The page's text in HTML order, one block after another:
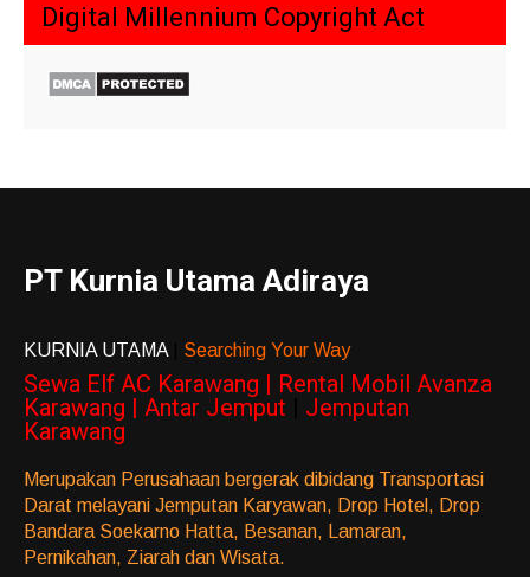
Digital Millennium Copyright Act
PT Kurnia Utama Adiraya
KURNIA UTAMA Searching Your Way
Sewa Elf AC Karawang | Rental Mobil Avanza
Karawang | Antar Jemput
Jemputan
Karawang
Merupakan Perusahaan bergerak dibidang Transportasi
Darat melayani Jemputan Karyawan, Drop Hotel, Drop
Bandara Soekarno Hatta, Besanan, Lamaran,
Pernikahan, Ziarah dan Wisata.